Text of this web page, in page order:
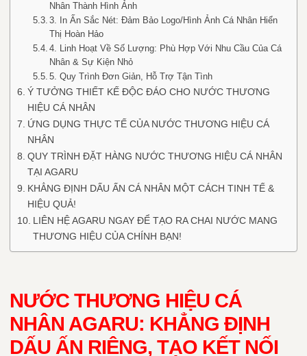
Nhân Thành Hình Ảnh
3. In Ấn Sắc Nét: Đảm Bảo Logo/Hình Ảnh Cá Nhân Hiển
Thị Hoàn Hảo
4. Linh Hoạt Về Số Lượng: Phù Hợp Với Nhu Cầu Của Cá
Nhân & Sự Kiện Nhỏ
5. Quy Trình Đơn Giản, Hỗ Trợ Tận Tình
Ý TƯỞNG THIẾT KẾ ĐỘC ĐÁO CHO NƯỚC THƯƠNG
HIỆU CÁ NHÂN
ỨNG DỤNG THỰC TẾ CỦA NƯỚC THƯƠNG HIỆU CÁ
NHÂN
QUY TRÌNH ĐẶT HÀNG NƯỚC THƯƠNG HIỆU CÁ NHÂN
TẠI AGARU
KHẲNG ĐỊNH DẤU ẤN CÁ NHÂN MỘT CÁCH TINH TẾ &
HIỆU QUẢ!
LIÊN HỆ AGARU NGAY ĐỂ TẠO RA CHAI NƯỚC MANG
THƯƠNG HIỆU CỦA CHÍNH BẠN!
NƯỚC THƯƠNG HIỆU CÁ
NHÂN AGARU: KHẲNG ĐỊNH
DẤU ẤN RIÊNG, TẠO KẾT NỐI